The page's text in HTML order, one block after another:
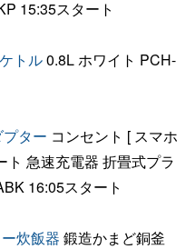
15:35スタート
トル0.8L ホワイト PCH-
ター コンセント [ スマホ
急速充電器 折畳式プラ
16:05スタート
炊飯器 鍛造かまど銅釜